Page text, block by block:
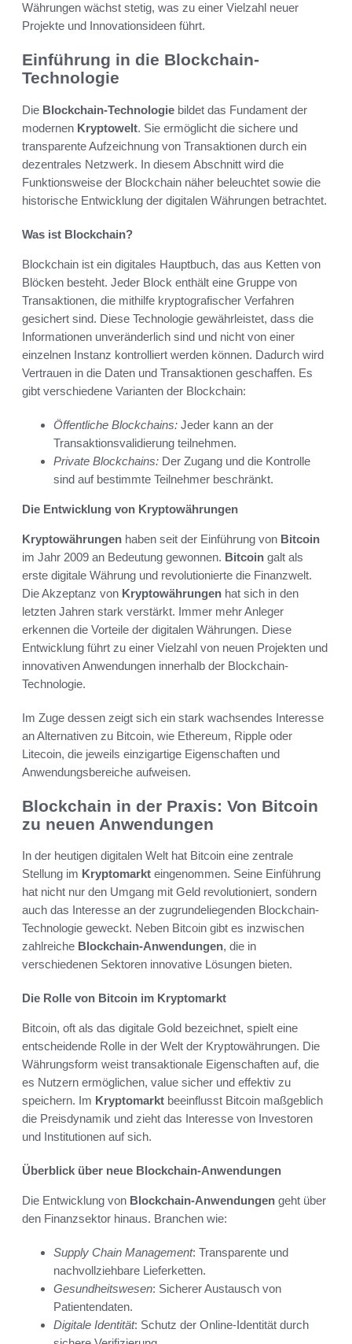
Währungen wächst stetig, was zu einer Vielzahl neuer
Projekte und Innovationsideen führt.
Einführung in die Blockchain-
Technologie
Die Blockchain-Technologie bildet das Fundament der
modernen Kryptowelt. Sie ermöglicht die sichere und
transparente Aufzeichnung von Transaktionen durch ein
dezentrales Netzwerk. In diesem Abschnitt wird die
Funktionsweise der Blockchain näher beleuchtet sowie die
historische Entwicklung der digitalen Währungen betrachtet.
Was ist Blockchain?
Blockchain ist ein digitales Hauptbuch, das aus Ketten von
Blöcken besteht. Jeder Block enthält eine Gruppe von
Transaktionen, die mithilfe kryptografischer Verfahren
gesichert sind. Diese Technologie gewährleistet, dass die
Informationen unveränderlich sind und nicht von einer
einzelnen Instanz kontrolliert werden können. Dadurch wird
Vertrauen in die Daten und Transaktionen geschaffen. Es
gibt verschiedene Varianten der Blockchain:
Öffentliche Blockchains: Jeder kann an der
Transaktionsvalidierung teilnehmen.
Private Blockchains: Der Zugang und die Kontrolle
sind auf bestimmte Teilnehmer beschränkt.
Die Entwicklung von Kryptowährungen
Kryptowährungen haben seit der Einführung von Bitcoin
im Jahr 2009 an Bedeutung gewonnen. Bitcoin galt als
erste digitale Währung und revolutionierte die Finanzwelt.
Die Akzeptanz von Kryptowährungen hat sich in den
letzten Jahren stark verstärkt. Immer mehr Anleger
erkennen die Vorteile der digitalen Währungen. Diese
Entwicklung führt zu einer Vielzahl von neuen Projekten und
innovativen Anwendungen innerhalb der Blockchain-
Technologie.
Im Zuge dessen zeigt sich ein stark wachsendes Interesse
an Alternativen zu Bitcoin, wie Ethereum, Ripple oder
Litecoin, die jeweils einzigartige Eigenschaften und
Anwendungsbereiche aufweisen.
Blockchain in der Praxis: Von Bitcoin
zu neuen Anwendungen
In der heutigen digitalen Welt hat Bitcoin eine zentrale
Stellung im Kryptomarkt eingenommen. Seine Einführung
hat nicht nur den Umgang mit Geld revolutioniert, sondern
auch das Interesse an der zugrundeliegenden Blockchain-
Technologie geweckt. Neben Bitcoin gibt es inzwischen
zahlreiche Blockchain-Anwendungen, die in
verschiedenen Sektoren innovative Lösungen bieten.
Die Rolle von Bitcoin im Kryptomarkt
Bitcoin, oft als das digitale Gold bezeichnet, spielt eine
entscheidende Rolle in der Welt der Kryptowährungen. Die
Währungsform weist transaktionale Eigenschaften auf, die
es Nutzern ermöglichen, value sicher und effektiv zu
speichern. Im Kryptomarkt beeinflusst Bitcoin maßgeblich
die Preisdynamik und zieht das Interesse von Investoren
und Institutionen auf sich.
Überblick über neue Blockchain-Anwendungen
Die Entwicklung von Blockchain-Anwendungen geht über
den Finanzsektor hinaus. Branchen wie:
Supply Chain Management: Transparente und
nachvollziehbare Lieferketten.
Gesundheitswesen: Sicherer Austausch von
Patientendaten.
Digitale Identität: Schutz der Online-Identität durch